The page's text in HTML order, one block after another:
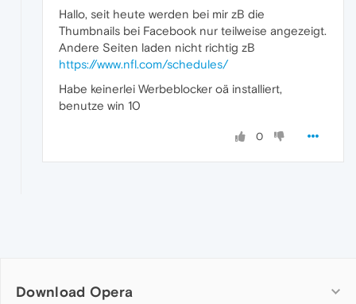
Hallo, seit heute werden bei mir zB die
Thumbnails bei Facebook nur teilweise angezeigt.
Andere Seiten laden nicht richtig zB
https://www.nfl.com/schedules/
Habe keinerlei Werbeblocker oä installiert,
benutze win 10
0
Download Opera